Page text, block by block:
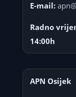
E-mail:
Radno
14:00h
APN Osijek